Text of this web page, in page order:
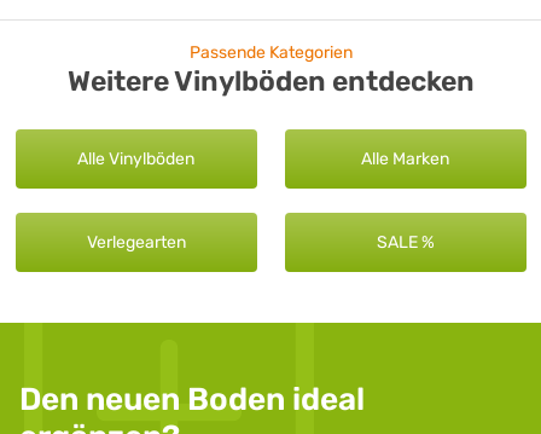
Passende Kategorien
Weitere Vinylböden entdecken
Alle Vinylböden Alle Marken
Verlegearten SALE %
Den neuen Boden ideal